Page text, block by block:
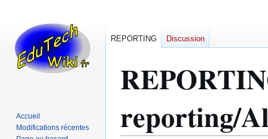
reporting/
REPORTING Discussion
Accueil
Modifications récentes